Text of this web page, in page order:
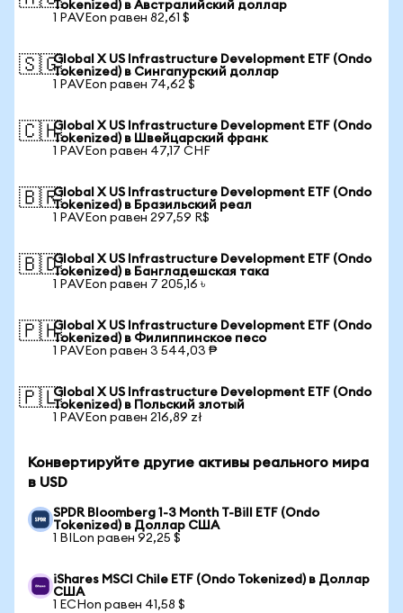
Tokenized) в Австралийский доллар
1 PAVEon равен 82,61 $
🇸🇬Global X US Infrastructure Development ETF (Ondo
Tokenized) в Сингапурский доллар
1 PAVEon равен 74,62 $
🇨🇭Global X US Infrastructure Development ETF (Ondo
Tokenized) в Швейцарский франк
1 PAVEon равен 47,17 CHF
🇧🇷Global X US Infrastructure Development ETF (Ondo
Tokenized) в Бразильский реал
1 PAVEon равен 297,59 R$
🇧🇩Global X US Infrastructure Development ETF (Ondo
Tokenized) в Бангладешская така
1 PAVEon равен 7 205,16 ৳
🇵🇭Global X US Infrastructure Development ETF (Ondo
Tokenized) в Филиппинское песо
1 PAVEon равен 3 544,03 ₱
🇵🇱Global X US Infrastructure Development ETF (Ondo
Tokenized) в Польский злотый
1 PAVEon равен 216,89 zł
Конвертируйте другие активы реального мира
в USD
SPDR Bloomberg 1-3 Month T-Bill ETF (Ondo
Tokenized) в Доллар США
1 BILon равен 92,25 $
iShares MSCI Chile ETF (Ondo Tokenized) в Доллар
США
1 ECHon равен 41,58 $